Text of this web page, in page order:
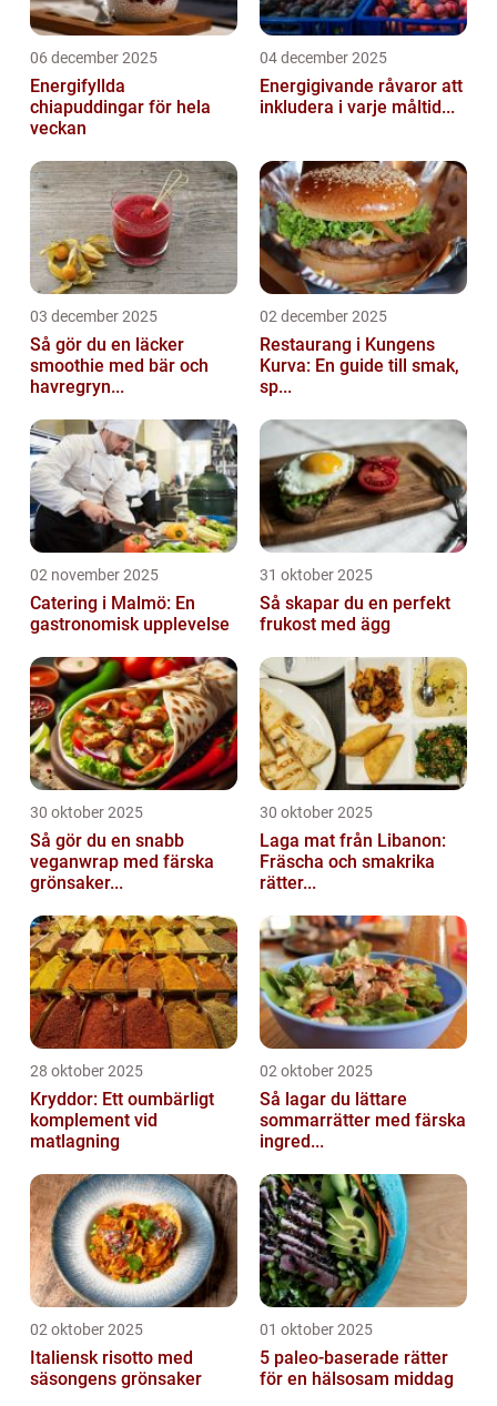
06 december 2025
Energifyllda
chiapuddingar för hela
veckan
04 december 2025
Energigivande råvaror att
inkludera i varje måltid...
03 december 2025
Så gör du en läcker
smoothie med bär och
havregryn...
02 december 2025
Restaurang i Kungens
Kurva: En guide till smak,
sp...
02 november 2025
Catering i Malmö: En
gastronomisk upplevelse
31 oktober 2025
Så skapar du en perfekt
frukost med ägg
30 oktober 2025
Så gör du en snabb
veganwrap med färska
grönsaker...
30 oktober 2025
Laga mat från Libanon:
Fräscha och smakrika
rätter...
28 oktober 2025
Kryddor: Ett oumbärligt
komplement vid
matlagning
02 oktober 2025
Så lagar du lättare
sommarrätter med färska
ingred...
02 oktober 2025
Italiensk risotto med
säsongens grönsaker
01 oktober 2025
5 paleo-baserade rätter
för en hälsosam middag